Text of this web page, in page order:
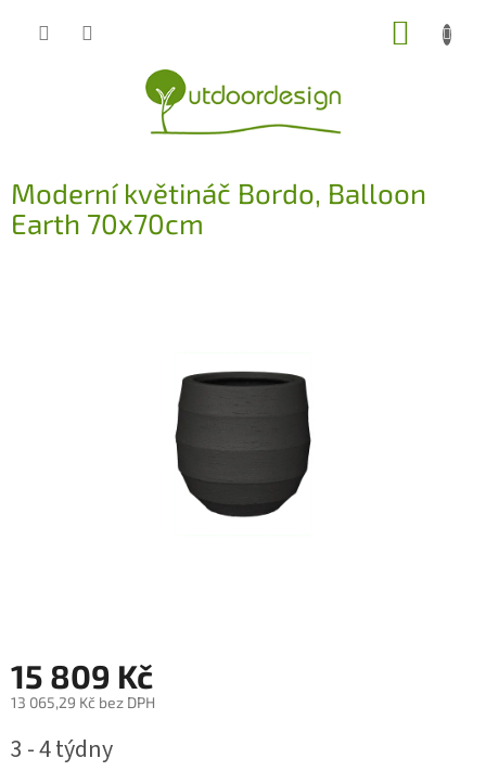
Moderní květináč Bordo, Balloon
Earth 70x70cm
15 809 Kč
13 065,29 Kč bez DPH
cena:
3 - 4 týdny